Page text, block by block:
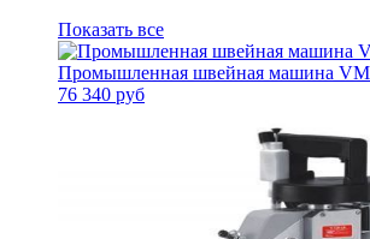
Показать все
Промышленная швейная машина
76 340 руб